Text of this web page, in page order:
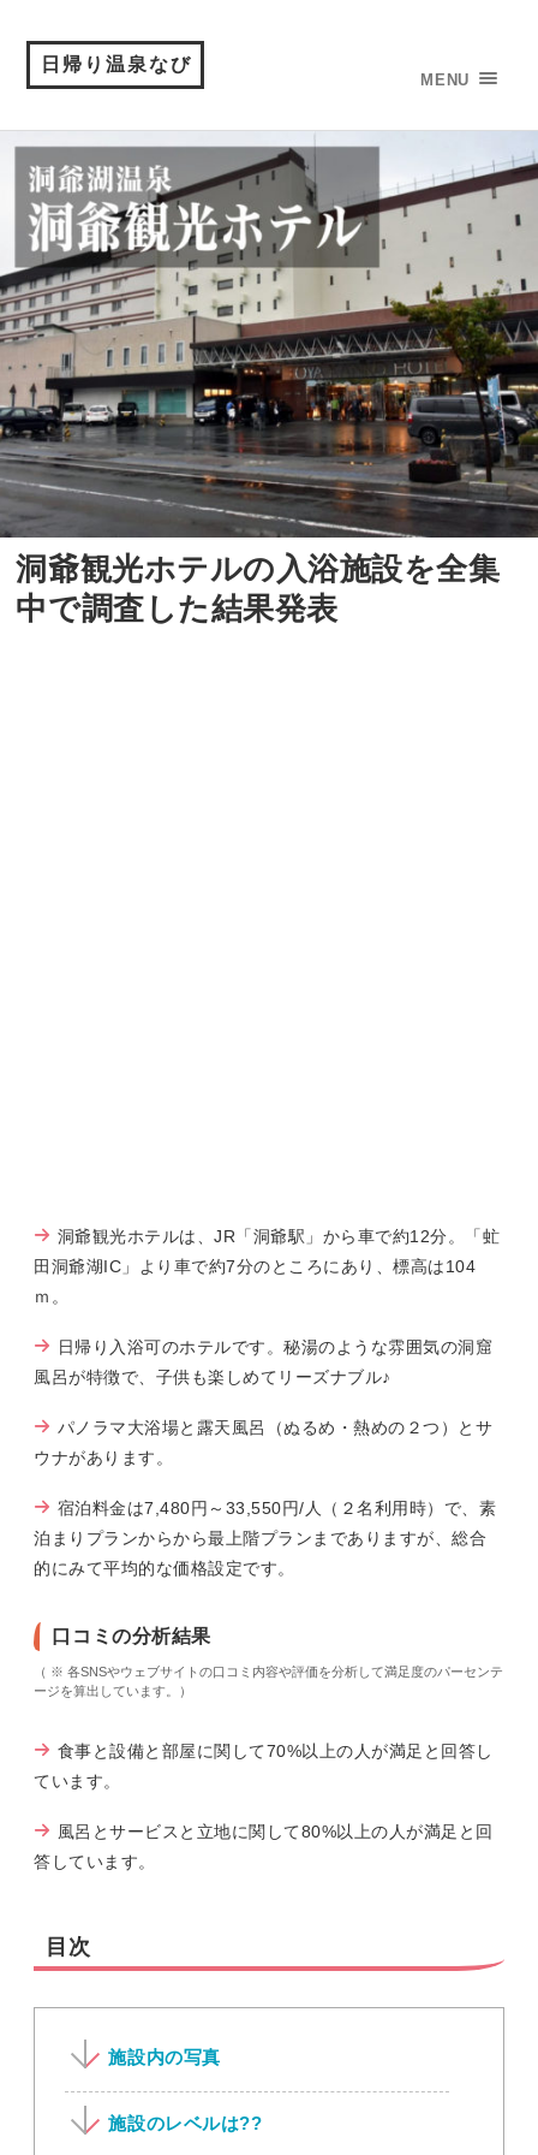
日帰り温泉なび
MENU
洞爺観光ホテルの入浴施設を全集
中で調査した結果発表
洞爺観光ホテルは、JR「洞爺駅」から車で約12分。「虻
田洞爺湖IC」より車で約7分のところにあり、標高は104
ｍ。
日帰り入浴可のホテルです。秘湯のような雰囲気の洞窟
風呂が特徴で、子供も楽しめてリーズナブル♪
パノラマ大浴場と露天風呂（ぬるめ・熱めの２つ）とサ
ウナがあります。
宿泊料金は7,480円～33,550円/人（２名利用時）で、素
泊まりプランからから最上階プランまでありますが、総合
的にみて平均的な価格設定です。
口コミの分析結果
（ ※ 各SNSやウェブサイトの口コミ内容や評価を分析して満足度のパーセンテ
ージを算出しています。）
食事と設備と部屋に関して70%以上の人が満足と回答し
ています。
風呂とサービスと立地に関して80%以上の人が満足と回
答しています。
目次
施設内の写真
施設のレベルは??